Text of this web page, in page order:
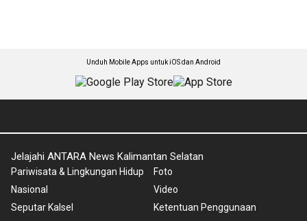
Unduh Mobile Apps untuk iOS dan Android
Jelajahi ANTARA News Kalimantan Selatan
Pariwisata & Lingkungan Hidup
Nasional
Seputar Kalsel
Foto
Video
Ketentuan Penggunaan